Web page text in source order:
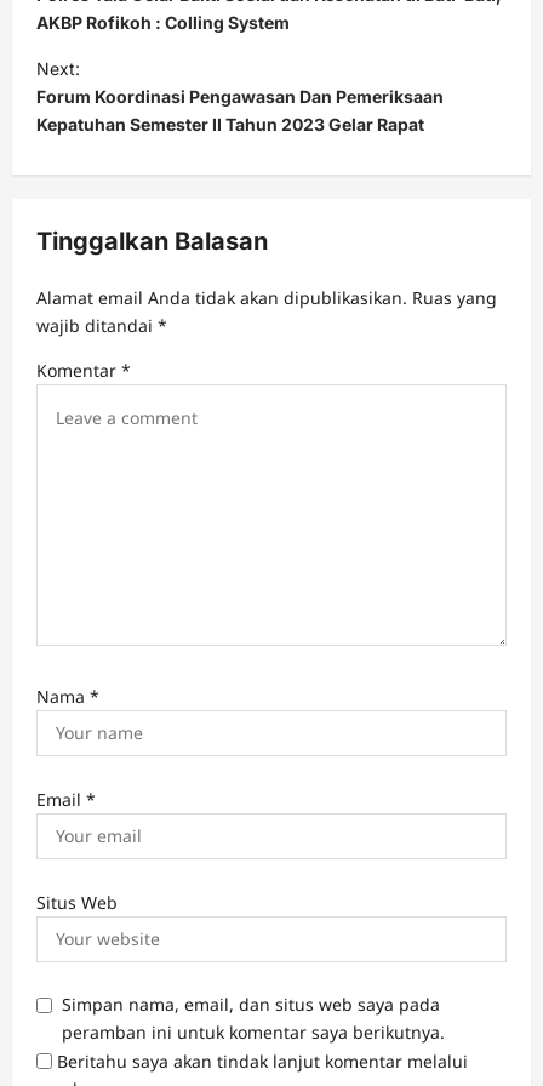
s
t
n
a
v
g
a
t
i
AKBP Rofikoh : Colling System
Next:
Forum Koordinasi Pengawasan Dan Pemeriksaan
Kepatuhan Semester II Tahun 2023 Gelar Rapat
Tinggalkan Balasan
Alamat email Anda tidak akan dipublikasikan. Ruas yang
wajib ditandai *
Komentar *
Nama *
Email *
Situs Web
Simpan nama, email, dan situs web saya pada
peramban ini untuk komentar saya berikutnya.
Beritahu saya akan tindak lanjut komentar melalui